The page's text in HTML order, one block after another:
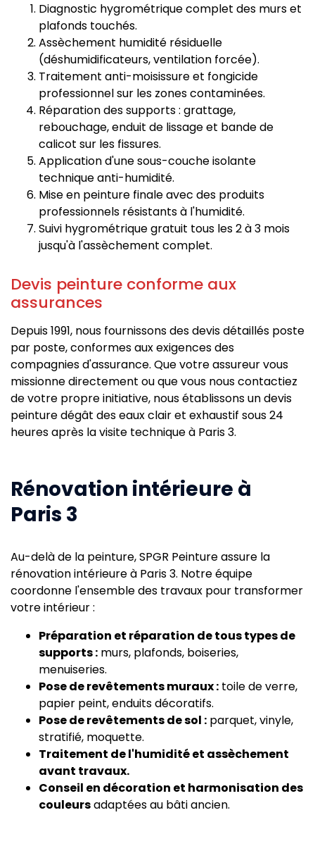
Diagnostic hygrométrique complet des murs et
plafonds touchés.
Assèchement humidité résiduelle
(déshumidificateurs, ventilation forcée).
Traitement anti-moisissure et fongicide
professionnel sur les zones contaminées.
Réparation des supports : grattage,
rebouchage, enduit de lissage et bande de
calicot sur les fissures.
Application d'une sous-couche isolante
technique anti-humidité.
Mise en peinture finale avec des produits
professionnels résistants à l'humidité.
Suivi hygrométrique gratuit tous les 2 à 3 mois
jusqu'à l'assèchement complet.
Devis peinture conforme aux
assurances
Depuis 1991, nous fournissons des devis détaillés poste
par poste, conformes aux exigences des
compagnies d'assurance. Que votre assureur vous
missionne directement ou que vous nous contactiez
de votre propre initiative, nous établissons un devis
peinture dégât des eaux clair et exhaustif sous 24
heures après la visite technique à Paris 3.
Rénovation intérieure à
Paris 3
Au-delà de la peinture, SPGR Peinture assure la
rénovation intérieure à Paris 3. Notre équipe
coordonne l'ensemble des travaux pour transformer
votre intérieur :
Préparation et réparation de tous types de
supports : murs, plafonds, boiseries,
menuiseries.
Pose de revêtements muraux : toile de verre,
papier peint, enduits décoratifs.
Pose de revêtements de sol : parquet, vinyle,
stratifié, moquette.
Traitement de l'humidité et assèchement
avant travaux.
Conseil en décoration et harmonisation des
couleursadaptées au bâti ancien.